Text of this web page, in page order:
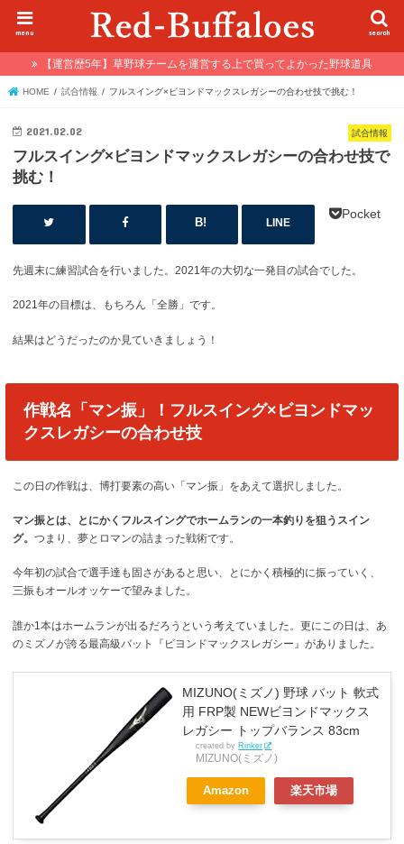
search
menu
【運営歴5年】草野球チームを運営する上で買ってよかった野球道具
HOME 試合情報 フルスイング×ビヨンドマックスレガシーの合わせ技で挑む！
試合情報
2021.02.02
フルスイング×ビヨンドマックスレガシーの合わせ技で
挑む！
LINE
Pocket
先週末に練習試合を行いました。2021年の大切な一発目の試合でした。
2021年の目標は、もちろん「全勝」です。
結果はどうだったのか見ていきましょう！
作戦名「マン振」！フルスイング×ビヨンドマッ
クスレガシーの合わせ技
この日の作戦は、博打要素の高い「マン振」をあえて選択しました。
マン振とは、とにかくフルスイングでホームランの一本釣りを狙うスイン
グ。つまり、夢とロマンの詰まった戦術です。
今年初の試合で選手達も固さがあると思い、とにかく積極的に振っていく、
三振もオールオッケーで望みました。
誰か1本はホームランが出るだろうという考えていました。更にこの日は、あ
のミズノが誇る最高級バット『ビヨンドマックスレガシー』がありました。
MIZUNO(ミズノ) 野球 バット 軟式
用 FRP製 NEWビヨンドマックス
レガシー トップバランス 83cm
created by Rinker
MIZUNO(ミズノ)
Amazon 楽天市場